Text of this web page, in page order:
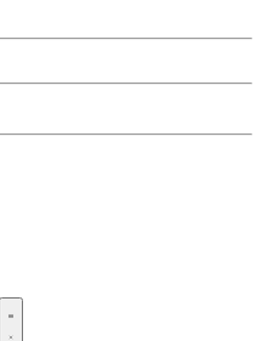
Открыть меню